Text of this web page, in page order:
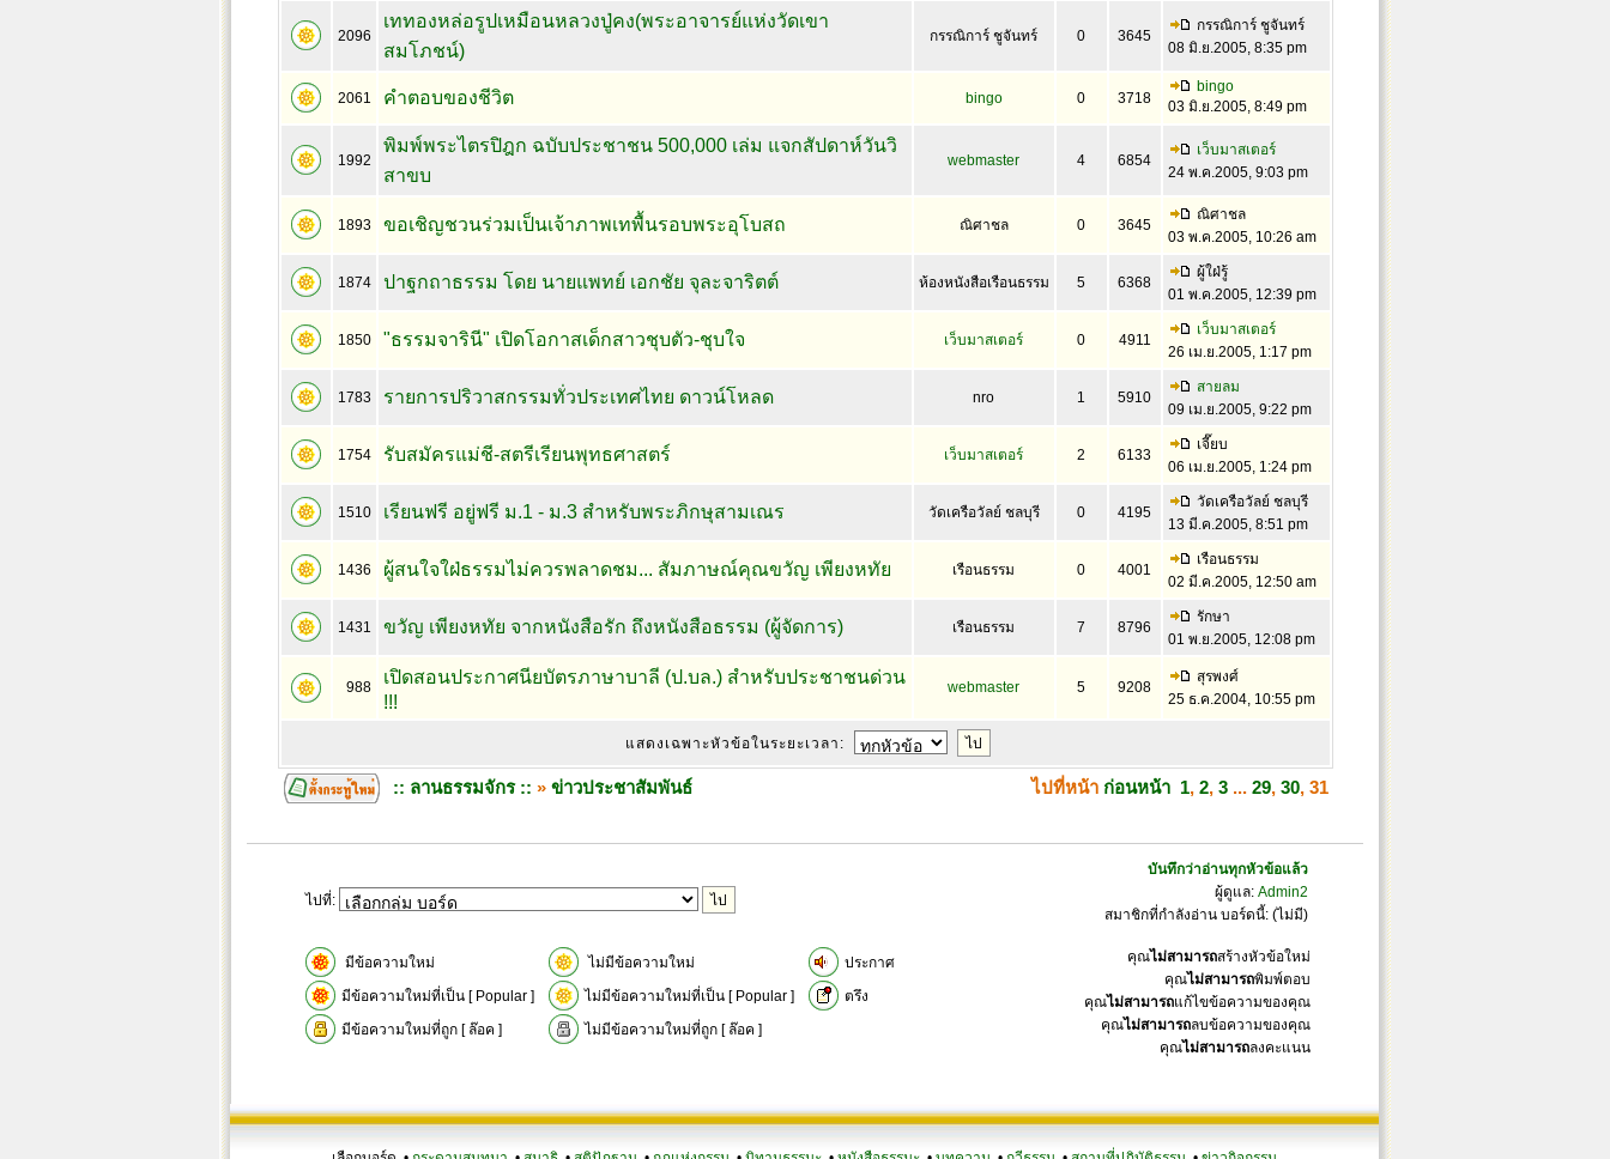
2096
เททองหล่อรูปเหมือนหลวงปู่คง(พระอาจารย์แห่งวัดเขา
สมโภชน์)
กรรณิการ์ ชูจันทร์ 0 3645
กรรณิการ์ ชูจันทร์
08 มิ.ย.2005, 8:35 pm
2061 คำตอบของชีวิต bingo 0 3718
bingo
03 มิ.ย.2005, 8:49 pm
1992
พิมพ์พระไตรปิฎก ฉบับประชาชน 500,000 เล่ม แจกสัปดาห์วันวิ
สาขบ
webmaster 4 6854
เว็บมาสเตอร์
24 พ.ค.2005, 9:03 pm
1893 ขอเชิญชวนร่วมเป็นเจ้าภาพเทพื้นรอบพระอุโบสถ ณิศาชล 0 3645
ณิศาชล
03 พ.ค.2005, 10:26 am
1874 ปาฐกถาธรรม โดย นายแพทย์ เอกชัย จุละจาริตต์ ห้องหนังสือเรือนธรรม 5 6368
ผู้ใฝ่รู้
01 พ.ค.2005, 12:39 pm
1850 "ธรรมจารินี" เปิดโอกาสเด็กสาวชุบตัว-ชุบใจ เว็บมาสเตอร์ 0 4911
เว็บมาสเตอร์
26 เม.ย.2005, 1:17 pm
1783 รายการปริวาสกรรมทั่วประเทศไทย ดาวน์โหลด nro 1 5910
สายลม
09 เม.ย.2005, 9:22 pm
1754 รับสมัครแม่ชี-สตรีเรียนพุทธศาสตร์ เว็บมาสเตอร์ 2 6133
เจี๊ยบ
06 เม.ย.2005, 1:24 pm
1510 เรียนฟรี อยู่ฟรี ม.1 - ม.3 สำหรับพระภิกษุสามเณร วัดเครือวัลย์ ชลบุรี 0 4195
วัดเครือวัลย์ ชลบุรี
13 มี.ค.2005, 8:51 pm
1436 ผู้สนใจใฝ่ธรรมไม่ควรพลาดชม... สัมภาษณ์คุณขวัญ เพียงหทัย เรือนธรรม 0 4001
เรือนธรรม
02 มี.ค.2005, 12:50 am
1431 ขวัญ เพียงหทัย จากหนังสือรัก ถึงหนังสือธรรม (ผู้จัดการ) เรือนธรรม 7 8796
รักษา
01 พ.ย.2005, 12:08 pm
988
เปิดสอนประกาศนียบัตรภาษาบาลี (ป.บล.) สำหรับประชาชนด่วน
!!!
webmaster 5 9208
สุรพงศ์
25 ธ.ค.2004, 10:55 pm
แสดงเฉพาะหัวข้อในระยะเวลา:
:: ลานธรรมจักร :: » ข่าวประชาสัมพันธ์ ไปที่หน้า ก่อนหน้า 1, 2, 3... 29, 30, 31
ไปที่:
บันทึกว่าอ่านทุกหัวข้อแล้ว
ผู้ดูแล: Admin2
สมาชิกที่กำลังอ่าน บอร์ดนี้: (ไม่มี)
มีข้อความใหม่ ไม่มีข้อความใหม่
ประกาศ
มีข้อความใหม่ที่เป็น [ Popular ]
ไม่มีข้อความใหม่ที่เป็น [ Popular ]
ตรึง
มีข้อความใหม่ที่ถูก [ ล๊อค ]
ไม่มีข้อความใหม่ที่ถูก [ ล๊อค ]
คุณไม่สามารถสร้างหัวข้อใหม่
คุณไม่สามารถพิมพ์ตอบ
คุณไม่สามารถแก้ไขข้อความของคุณ
คุณไม่สามารถลบข้อความของคุณ
คุณไม่สามารถลงคะแนน